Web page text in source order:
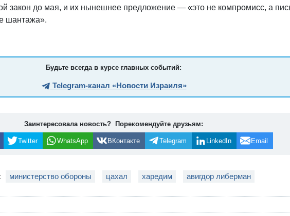
закон до мая, и их нынешнее предложение — «это не компромисс, а
шантажа».
Будьте всегда в курсе главных событий:
Telegram-канал «Новости Израиля»
Заинтересовала новость? Порекомендуйте друзьям:
Twitter WhatsApp ВКонтакте Telegram LinkedIn Email
министерство обороны цахал харедим авигдор либерман